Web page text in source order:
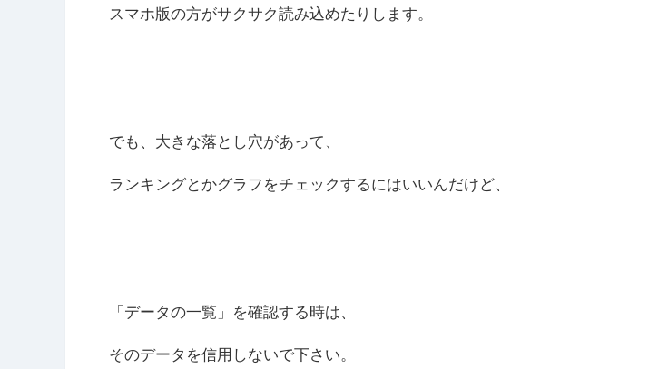
スマホ版の方がサクサク読み込めたりします。
でも、大きな落とし穴があって、
ランキングとかグラフをチェックするにはいいんだけど、
「データの一覧」を確認する時は、
そのデータを信用しないで下さい。